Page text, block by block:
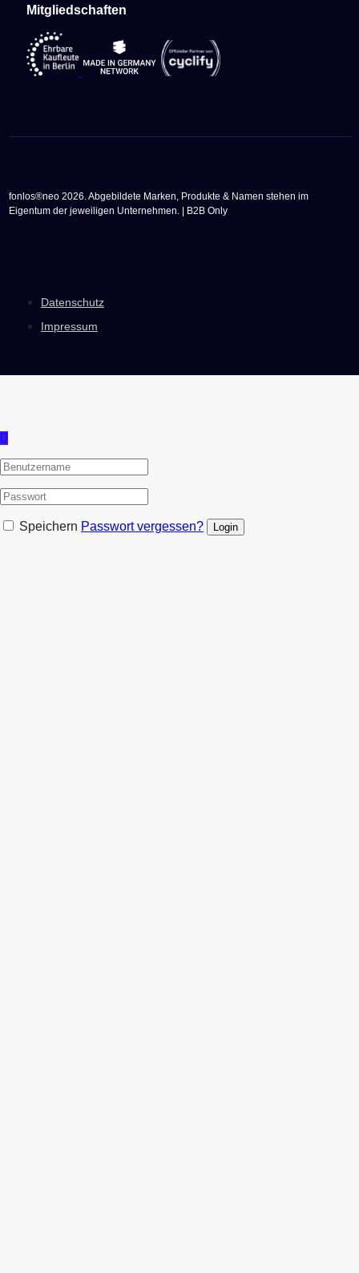
Mitgliedschaften
fonlos®neo 2026. Abgebildete Marken, Produkte & Namen stehen im
Eigentum der jeweiligen Unternehmen. | B2B Only
Datenschutz
Impressum
Speichern Passwort vergessen?